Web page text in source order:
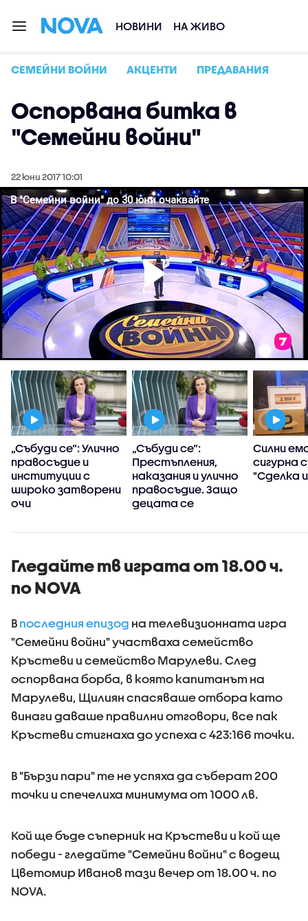
НОВИНИ НА ЖИВО
СЕМЕЙНИ ВОЙНИ АКЦЕНТИ ПРЕДАВАНИЯ
Оспорвана битка в
"Семейни войни"
22 юни 2017 10:01
„Събуди се“: Улично
правосъдие и
институции с
широко затворени
очи
„Събуди се“:
Престъпления,
наказания и улично
правосъдие. Защо
децата се
убийци?
Силни
сигурна
"Сделка
Гледайте тв играта от 18.00 ч.
по NOVA
В последния епизод на телевизионната игра
"Семейни войни" участваха семейство
Кръстеви и семейство Марулеви. След
оспорвана борба, в която капитанът на
Марулеви, Щилиян спасяваше отбора като
винаги даваше правилни отговори, все пак
Кръстеви стигнаха до успеха с 423:166 точки.
В "Бързи пари" те не успяха да съберат 200
точки и спечелиха минимума от 1000 лв.
Кой ще бъде съперник на Кръстеви и кой ще
победи - гледайте "Семейни войни" с водещ
Цветомир Иванов тази вечер от 18.00 ч. по
NOVA.